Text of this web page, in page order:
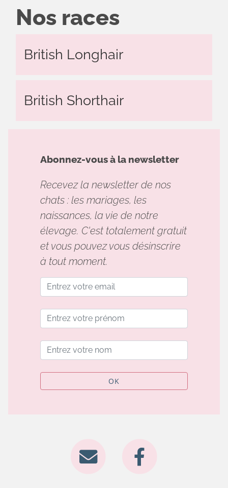
Nos races
British Longhair
British Shorthair
Abonnez-vous à la newsletter
Recevez la newsletter de nos
chats : les mariages, les
naissances, la vie de notre
élevage. C'est totalement gratuit
et vous pouvez vous désinscrire
à tout moment.
OK